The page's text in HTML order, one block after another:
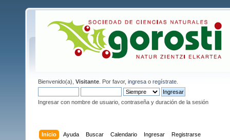
Bienvenido(a), Visitante . Por favor, ingresa o regístrate
Ingresar con nombre de usuario, contraseña y duración de la sesión
Inicio Ayuda Buscar Calendario Ingresar Registrarse